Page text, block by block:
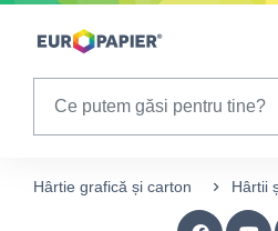
Table Of Content
Hârtie grafică și carton Hârtii